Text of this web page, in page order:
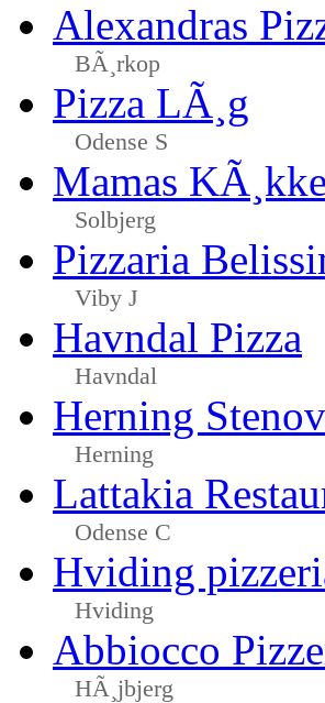
Alexandras
BÃ¸rkop
Pizza LÃ¸g
Odense S
Mamas
Solbjerg
Pizzaria
Viby J
Havndal Pizza
Havndal
Herning
Herning
Lattakia
Odense C
Hviding
Hviding
Abbiocco
HÃ¸jbjerg